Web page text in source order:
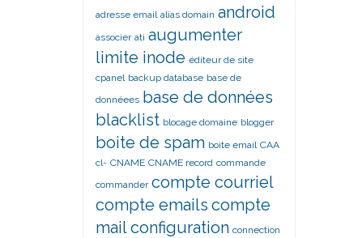
adresse email alias domain android
associer ati augumenter
limite inode éditeur de site
cpanel backup database base de
donnéees base de données
blacklist blocage domaine blogger
boite de spam boite email CAA
cl- CNAME CNAME record commande
commander compte courriel
compte emails compte
mailconfiguration connection